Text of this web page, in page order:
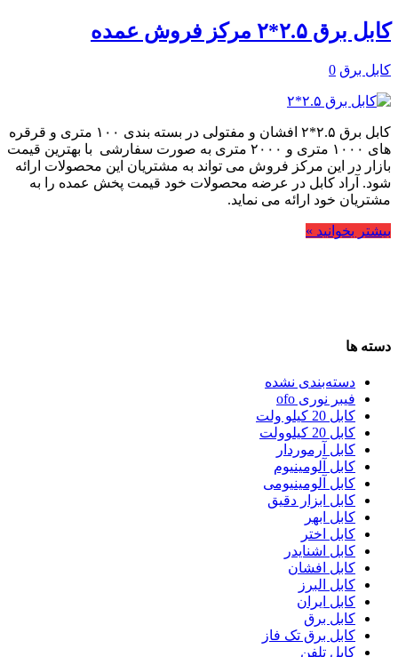
کابل برق ۲.۵*۲ مرکز فروش عمده
کابل برق 0
کابل برق ۲.۵*۲ افشان و مفتولی در بسته بندی ۱۰۰ متری و قرقره
های ۱۰۰۰ متری و ۲۰۰۰ متری به صورت سفارشی با بهترین قیمت
بازار در این مرکز فروش می تواند به مشتریان این محصولات ارائه
شود. آراد کابل در عرضه محصولات خود قیمت پخش عمده را به
مشتریان خود ارائه می نماید.
بیشتر بخوانید »
دسته ها
دسته‌بندی نشده
فیبر نوری ofo
کابل 20 کیلو ولت
کابل 20 کیلوولت
کابل آرموردار
کابل آلومینیوم
کابل آلومینیومی
کابل ابزار دقیق
کابل ابهر
کابل اختر
کابل اشنایدر
کابل افشان
کابل البرز
کابل ایران
کابل برق
کابل برق تک فاز
کابل تلفن